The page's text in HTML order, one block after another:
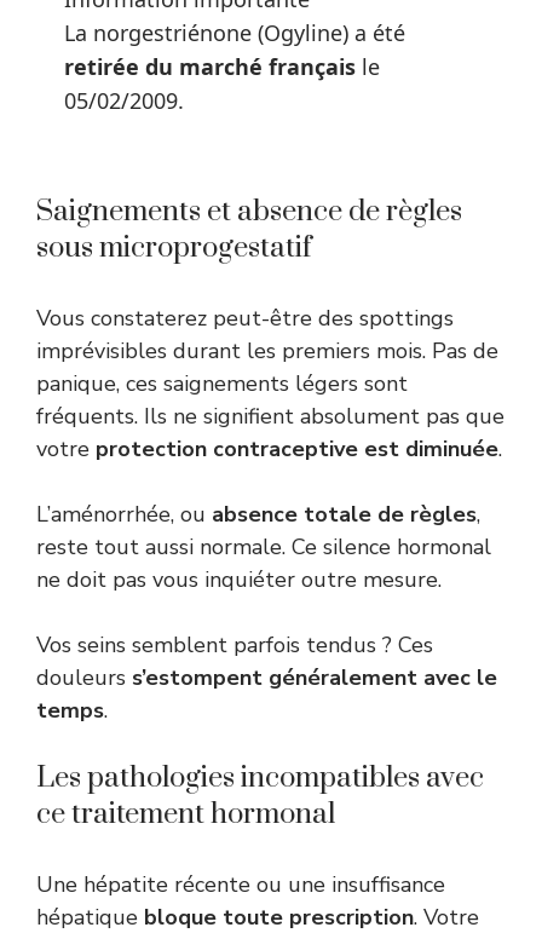
La norgestriénone (Ogyline) a été
retirée du marché françaisle
05/02/2009.
Saignements et absence de règles
sous microprogestatif
Vous constaterez peut-être des spottings
imprévisibles durant les premiers mois. Pas de
panique, ces saignements légers sont
fréquents. Ils ne signifient absolument pas que
votre protection contraceptive est diminuée.
L’aménorrhée, ou absence totale de règles,
reste tout aussi normale. Ce silence hormonal
ne doit pas vous inquiéter outre mesure.
Vos seins semblent parfois tendus ? Ces
douleurs s’estompent généralement avec le
temps.
Les pathologies incompatibles avec
ce traitement hormonal
Une hépatite récente ou une insuffisance
hépatique bloque toute prescription. Votre